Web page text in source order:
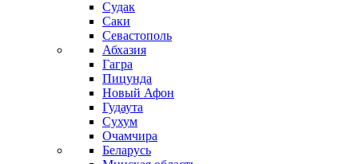
Судак
Саки
Севастополь
Абхазия
Гагра
Пицунда
Новый Афон
Гудаута
Сухум
Очамчира
Беларусь